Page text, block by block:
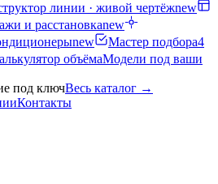
линии · живой чертёжnew
и расстановкаnew
new Мастер подбора4
объёмаМодели под ваши
под ключВесь каталог →
Контакты